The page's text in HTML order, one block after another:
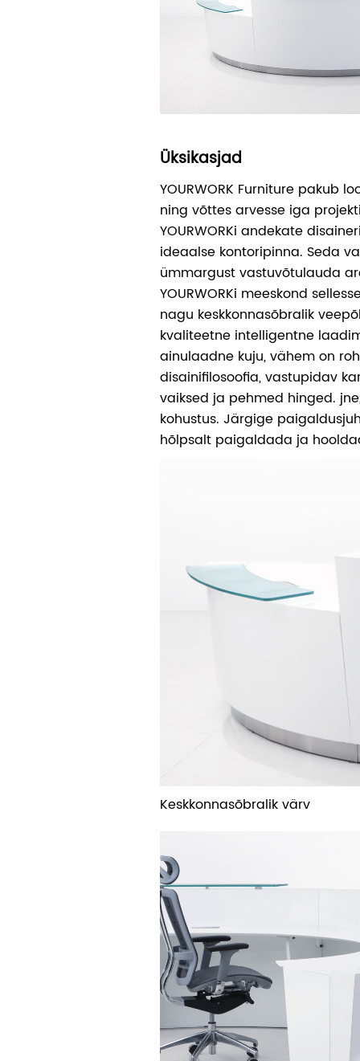
Üksikasjad
YOURWORK Furniture pakub
ning võttes arvesse iga
YOURWORKi andekate
ideaalse kontoripinna. Seda
ümmargust vastuvõtulauda
YOURWORKi meeskond
nagu keskkonnasõbralik
kvaliteetne intelligentne
ainulaadne kuju, vähem on
disainifilosoofia, vastupidav
vaiksed ja pehmed hinged.
kohustus. Järgige
hõlpsalt paigaldada ja
Keskkonnasõbralik värv